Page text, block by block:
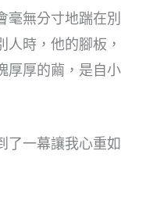
毫無分寸地踹在別
人時，他的腳板，
厚厚的繭，是自小
了一幕讓我心重如